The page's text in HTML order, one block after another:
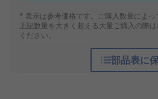
* 表示は参考価格です。ご購入数量によっ
上記数量を大きく超える大量ご購入の際
ください。
部品表に